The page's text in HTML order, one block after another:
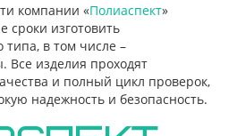
компании «Полиаспект»
сроки изготовить
в том числе –
Все изделия проходят
и полный цикл проверок,
надежность и безопасность.